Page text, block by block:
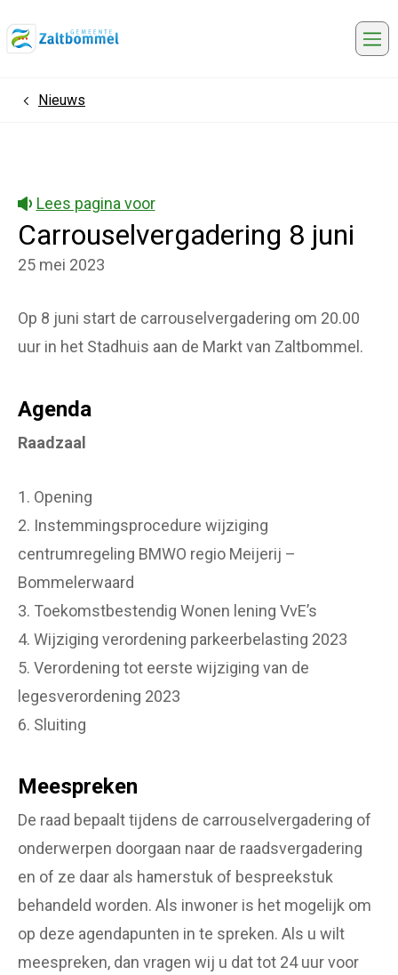
HomeNieuws
Lees pagina voor
Carrouselvergadering 8 juni
25 mei 2023
Op 8 juni start de carrouselvergadering om 20.00
uur in het Stadhuis aan de Markt van Zaltbommel.
Agenda
Raadzaal
1. Opening
2. Instemmingsprocedure wijziging
centrumregeling BMWO regio Meijerij –
Bommelerwaard
3. Toekomstbestendig Wonen lening VvE’s
4. Wijziging verordening parkeerbelasting 2023
5. Verordening tot eerste wijziging van de
legesverordening 2023
6. Sluiting
Meespreken
De raad bepaalt tijdens de carrouselvergadering of
onderwerpen doorgaan naar de raadsvergadering
en of ze daar als hamerstuk of bespreekstuk
behandeld worden. Als inwoner is het mogelijk om
op deze agendapunten in te spreken. Als u wilt
meespreken, dan vragen wij u dat tot 24 uur voor